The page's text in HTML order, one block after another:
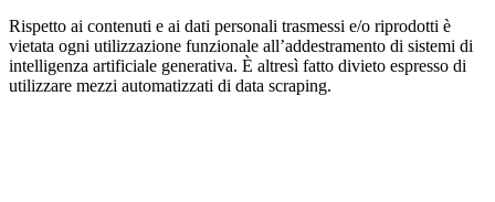
Rispetto ai contenuti e ai dati personali trasmessi e/o riprodotti è
vietata ogni utilizzazione funzionale all’addestramento di sistemi di
intelligenza artificiale generativa. È altresì fatto divieto espresso di
utilizzare mezzi automatizzati di data scraping.